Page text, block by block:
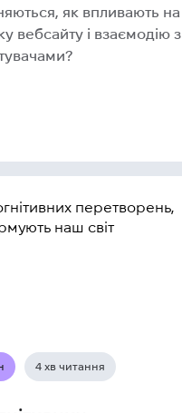
як впливають на
вебсайту і взаємодію з
4 хв читання